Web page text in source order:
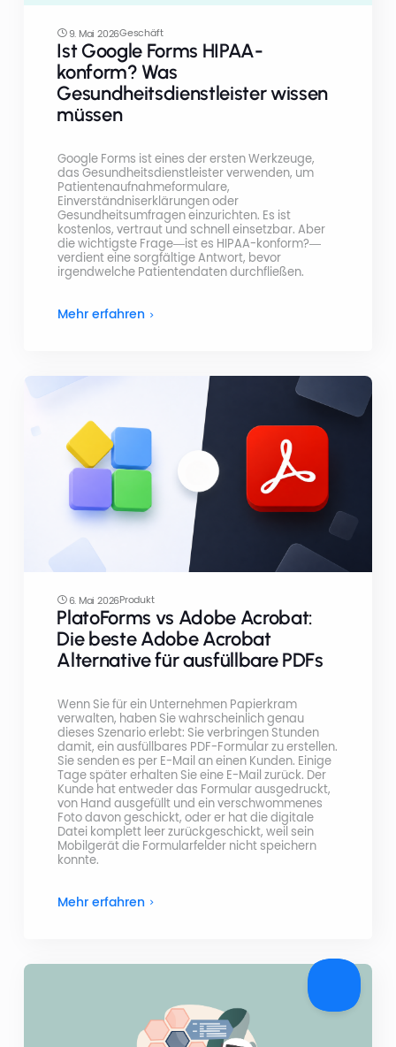
9. Mai 2026Geschäft
Ist Google Forms HIPAA-
konform? Was
Gesundheitsdienstleister wissen
müssen
Google Forms ist eines der ersten Werkzeuge,
das Gesundheitsdienstleister verwenden, um
Patientenaufnahmeformulare,
Einverständniserklärungen oder
Gesundheitsumfragen einzurichten. Es ist
kostenlos, vertraut und schnell einsetzbar. Aber
die wichtigste Frage—ist es HIPAA-konform?—
verdient eine sorgfältige Antwort, bevor
irgendwelche Patientendaten durchfließen.
Mehr erfahren
6. Mai 2026Produkt
PlatoForms vs Adobe Acrobat:
Die beste Adobe Acrobat
Alternative für ausfüllbare PDFs
Wenn Sie für ein Unternehmen Papierkram
verwalten, haben Sie wahrscheinlich genau
dieses Szenario erlebt: Sie verbringen Stunden
damit, ein ausfüllbares PDF-Formular zu erstellen.
Sie senden es per E-Mail an einen Kunden. Einige
Tage später erhalten Sie eine E-Mail zurück. Der
Kunde hat entweder das Formular ausgedruckt,
von Hand ausgefüllt und ein verschwommenes
Foto davon geschickt, oder er hat die digitale
Datei komplett leer zurückgeschickt, weil sein
Mobilgerät die Formularfelder nicht speichern
konnte.
Mehr erfahren